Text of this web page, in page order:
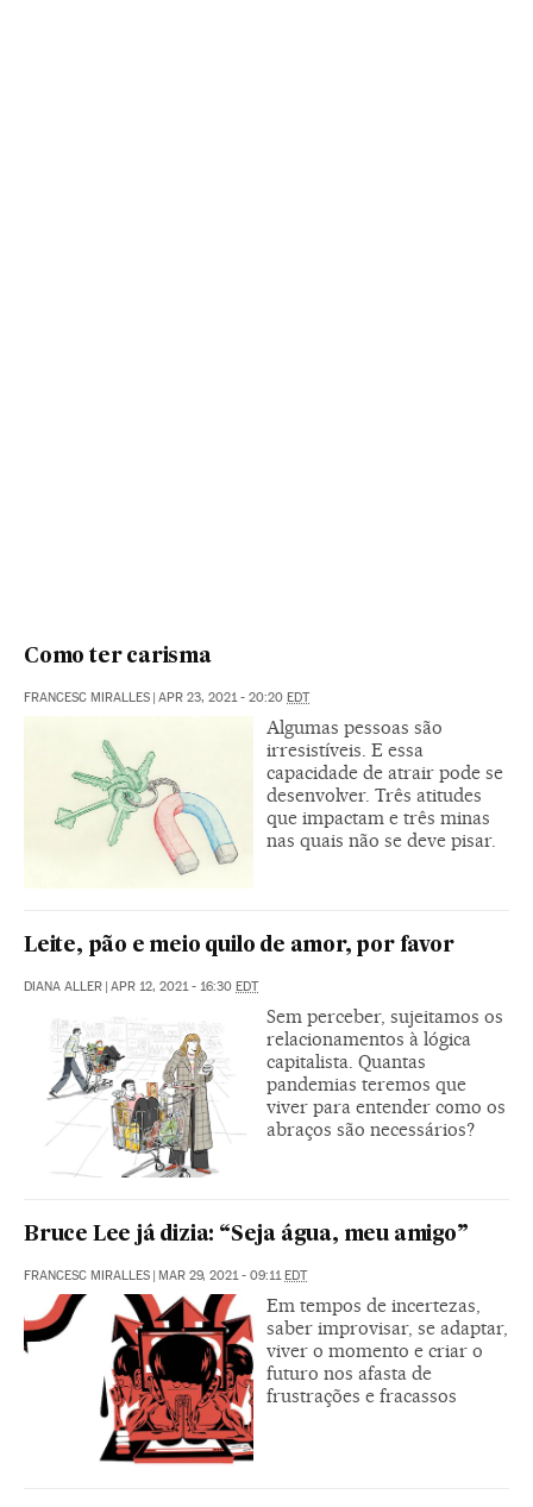
Como ter carisma
FRANCESC MIRALLES | APR 23, 2021 - 20:20 EDT
Algumas pessoas são
irresistíveis. E essa
capacidade de atrair pode se
desenvolver. Três atitudes
que impactam e três minas
nas quais não se deve pisar.
Leite, pão e meio quilo de amor, por favor
DIANA ALLER | APR 12, 2021 - 16:30 EDT
Sem perceber, sujeitamos os
relacionamentos à lógica
capitalista. Quantas
pandemias teremos que
viver para entender como os
abraços são necessários?
Bruce Lee já dizia: “Seja água, meu amigo”
FRANCESC MIRALLES | MAR 29, 2021 - 09:11EDT
Em tempos de incertezas,
saber improvisar, se adaptar,
viver o momento e criar o
futuro nos afasta de
frustrações e fracassos